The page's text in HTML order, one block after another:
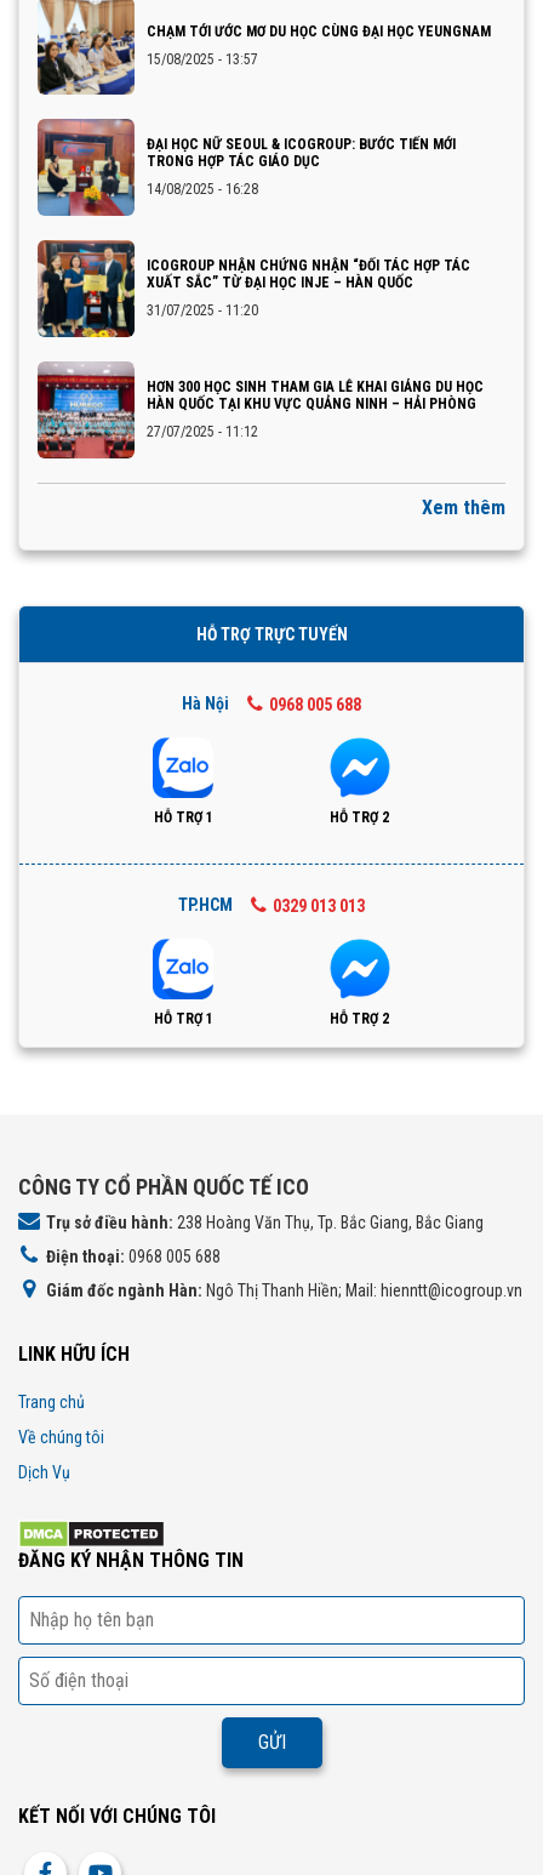
CHẠM TỚI ƯỚC MƠ DU HỌC CÙNG ĐẠI HỌC YEUNGNAM
15/08/2025 - 13:57
ĐẠI HỌC NỮ SEOUL & ICOGROUP: BƯỚC TIẾN MỚI
TRONG HỢP TÁC GIÁO DỤC
14/08/2025 - 16:28
ICOGROUP NHẬN CHỨNG NHẬN “ĐỐI TÁC HỢP TÁC
XUẤT SẮC” TỪ ĐẠI HỌC INJE – HÀN QUỐC
31/07/2025 - 11:20
HƠN 300 HỌC SINH THAM GIA LỄ KHAI GIẢNG DU HỌC
HÀN QUỐC TẠI KHU VỰC QUẢNG NINH – HẢI PHÒNG
27/07/2025 - 11:12
Xem thêm
HỖ TRỢ TRỰC TUYẾN
Hà Nội 0968 005 688
HỖ TRỢ 1 HỖ TRỢ 2
TP.HCM 0329 013 013
HỖ TRỢ 1 HỖ TRỢ 2
CÔNG TY CỔ PHẦN QUỐC TẾ ICO
Trụ sở điều hành: 238 Hoàng Văn Thụ, Tp. Bắc Giang, Bắc Giang
Điện thoại: 0968 005 688
Giám đốc ngành Hàn: Ngô Thị Thanh Hiền; Mail: hienntt@icogroup.vn
LINK HỮU ÍCH
Trang chủ
Về chúng tôi
Dịch Vụ
ĐĂNG KÝ NHẬN THÔNG TIN
KẾT NỐI VỚI CHÚNG TÔI